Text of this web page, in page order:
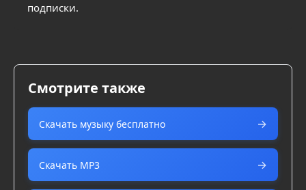
подписки.
Смотрите также
Скачать музыку бесплатно
Скачать MP3